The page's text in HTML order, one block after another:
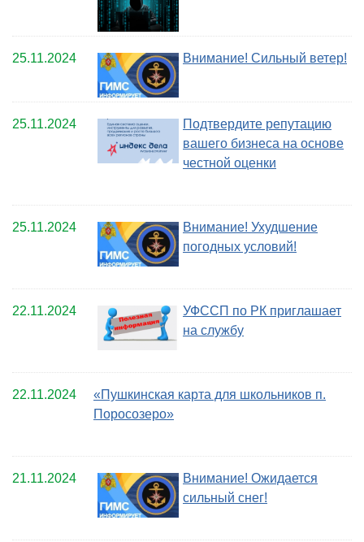
25.11.2024 Внимание! Сильный ветер!
25.11.2024
Подтвердите репутацию
вашего бизнеса на основе
честной оценки
25.11.2024
Внимание! Ухудшение
погодных условий!
22.11.2024
УФССП по РК приглашает
на службу
22.11.2024
«Пушкинская карта для школьников п.
Поросозеро»
21.11.2024
Внимание! Ожидается
сильный снег!